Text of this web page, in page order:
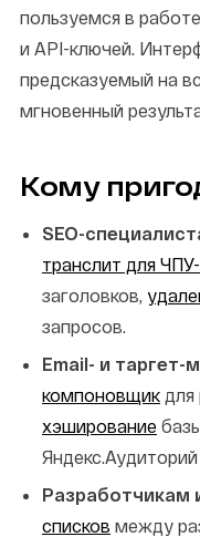
пользуемся в
и API-ключей.
предсказуемый на
мгновенный
Кому
SEO-
транслит для
заголовков,
запросов.
Email- и таргет-
компоновщик для
хэширование
Яндекс.Аудиторий
Разработчикам
списков между